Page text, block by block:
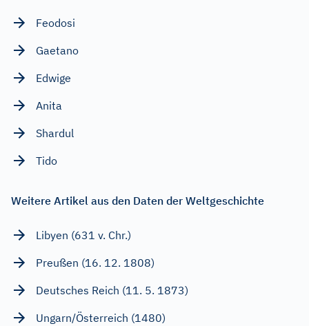
Feodosi
Gaetano
Edwige
Anita
Shardul
Tido
Weitere Artikel aus den Daten der Weltgeschichte
Libyen (631 v. Chr.)
Preußen (16. 12. 1808)
Deutsches Reich (11. 5. 1873)
Ungarn/Österreich (1480)